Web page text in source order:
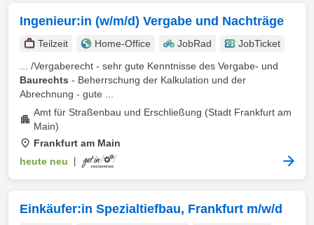
Ingenieur:in (w/m/d) Vergabe und Nachträge
Teilzeit Home-Office JobRad
JobTicket
... /Vergaberecht - sehr gute Kenntnisse des Vergabe- und
Baurechts - Beherrschung der Kalkulation und der
Abrechnung - gute ...
Amt für Straßenbau und Erschließung (Stadt Frankfurt am
Main)
Frankfurt am Main
heute neu
Einkäufer:in Spezialtiefbau, Frankfurt m/w/d